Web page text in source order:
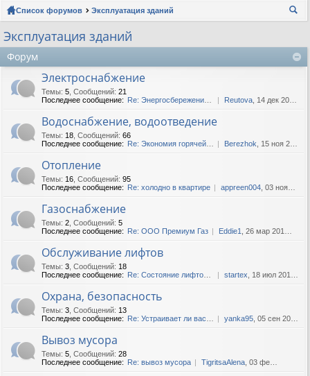
и ат
ел
ац
Список форумов
Эксплуатация зданий
Эксплуатация зданий
Форум
Электроснабжение
Темы: 5 Сообщений: 21
Последнее сообщение: Re: Энергосбережение в дома... Reutova , 14 дек 2020, 11:15
Водоснабжение, водоотведение
Темы: 18 Сообщений: 66
Последнее сообщение: Re: Экономия горячей воды. Berezhok , 15 ноя 2020, 18:45
Отопление
Темы: 16 Сообщений: 95
Последнее сообщение: Re: холодно в квартире appreen004 , 03 ноя 2022, 13:44
Газоснабжение
Темы: 2 Сообщений: 5
Последнее сообщение: Re: ООО Премиум Газ Eddie1 , 26 мар 2016, 18:04
Обслуживание лифтов
Темы: 3 Сообщений: 18
Последнее сообщение: Re: Состояние лифтов в наши... startex , 18 июл 2019, 10:34
Охрана, безопасность
Темы: 3 Сообщений: 13
Последнее сообщение: Re: Устраивает ли вас охран... yanka95 , 05 сен 2017, 10:14
Вывоз мусора
Темы: 5 Сообщений: 28
Последнее сообщение: Re: вывоз мусора TigritsaAlena , 03 фев 2020, 13:55